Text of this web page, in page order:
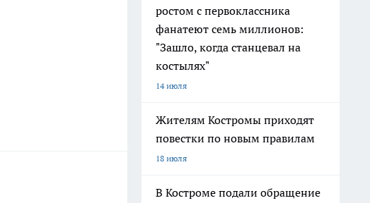
ростом с первоклассника
фанатеют семь миллионов:
"Зашло, когда станцевал на
костылях"
14 июля
Жителям Костромы приходят
повестки по новым правилам
18 июля
В Костроме подали обращение